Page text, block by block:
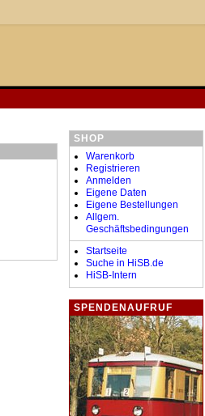
SHOP
Warenkorb
Registrieren
Anmelden
Eigene Daten
Eigene Bestellungen
Allgem.
Geschäftsbedingungen
Startseite
Suche in HiSB.de
HiSB-Intern
SPENDENAUFRUF